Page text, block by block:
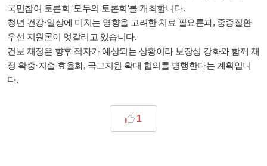
국민참여 토론회 '모두의 토론회'를 개최합니다.
청년 건강·일상에 미치는 영향을 고려한 치료 필요론과, 중증질환
우선 지원론이 엇갈리고 있습니다.
건보 재정은 향후 적자가 예상되는 상황이라 보장성 강화와 함께 재
정 확충·지출 효율화, 국고지원 확대 협의를 병행한다는 계획입니
다.
1